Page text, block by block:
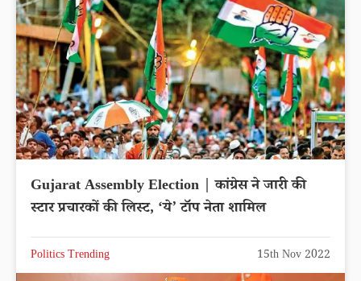
Gujarat Assembly Election | कांग्रेस ने जारी की
स्टार प्रचारकों की लिस्ट, ‘ये’ टॉप नेता शामिल
Politics Trending 15th Nov 2022